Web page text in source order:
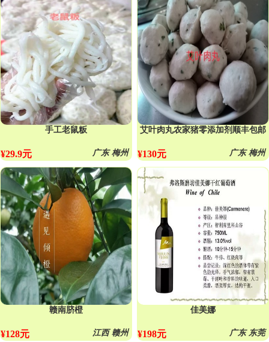
手工老鼠粄
广东 梅州
¥29.9元
艾叶肉丸农家猪零添加剂顺丰包邮
广东 梅州
¥130元
赣南脐橙
江西 赣州
¥128元
佳美娜
广东 东莞
¥198元